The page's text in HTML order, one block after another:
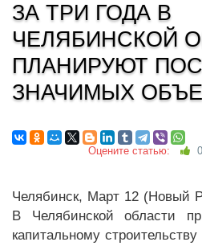
ЗА ТРИ ГОДА В
ЧЕЛЯБИНСКОЙ
ПЛАНИРУЮТ
ЗНАЧИМЫХ
Оцените статью: 0
Челябинск, Март 12 (Новый
В Челябинской области
капитальному